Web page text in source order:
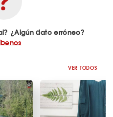
¿Algún dato erróneo?
VER TODOS